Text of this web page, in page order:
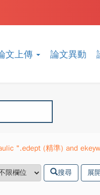
文上傳 論文異動
".edept (精準) and
搜尋 展